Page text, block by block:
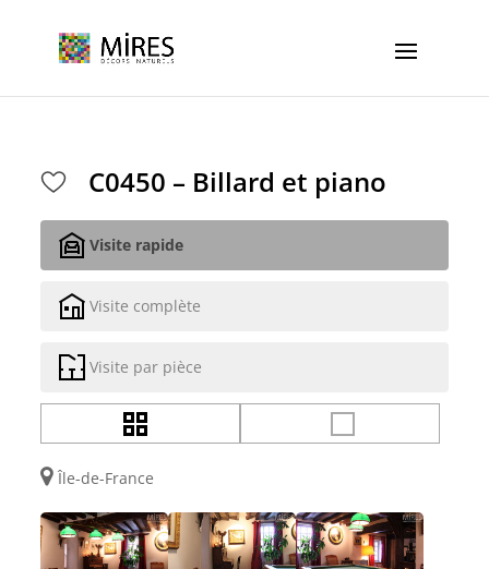
C0450 – Billard et piano
Visite rapide
Visite complète
Visite par pièce
Île-de-France